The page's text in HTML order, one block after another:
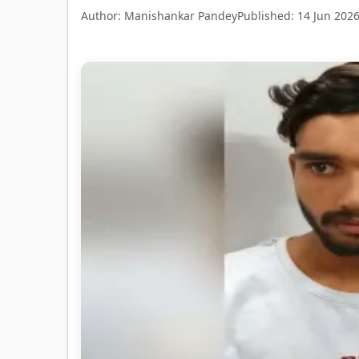
Author: Manishankar PandeyPublished: 14 Jun 2026